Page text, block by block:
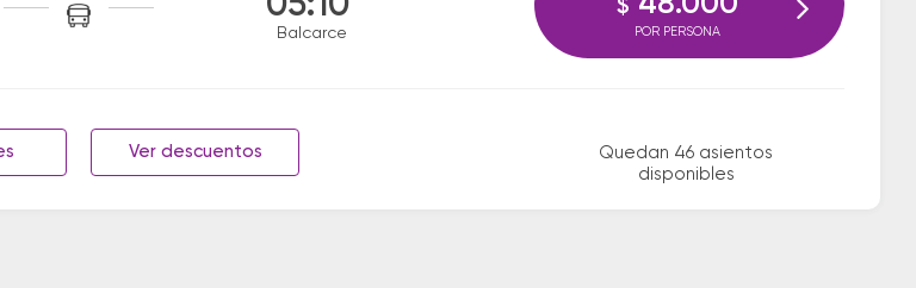
Balcarce
Ver descuentos
Quedan 46 asientos
disponibles
$
POR PERSONA